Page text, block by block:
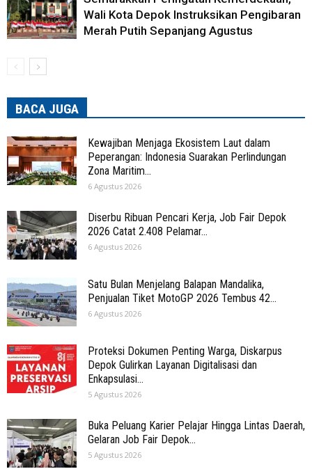
Wali Kota Depok Instruksikan Pengibaran
Merah Putih Sepanjang Agustus
BACA JUGA
Kewajiban Menjaga Ekosistem Laut dalam
Peperangan: Indonesia Suarakan Perlindungan
Zona Maritim...
6 Agustus 2026
Diserbu Ribuan Pencari Kerja, Job Fair Depok
2026 Catat 2.408 Pelamar...
6 Agustus 2026
Satu Bulan Menjelang Balapan Mandalika,
Penjualan Tiket MotoGP 2026 Tembus 42...
6 Agustus 2026
Proteksi Dokumen Penting Warga, Diskarpus
Depok Gulirkan Layanan Digitalisasi dan
Enkapsulasi...
5 Agustus 2026
Buka Peluang Karier Pelajar Hingga Lintas Daerah,
Gelaran Job Fair Depok...
5 Agustus 2026